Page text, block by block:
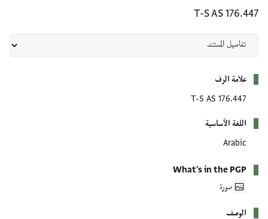
T-S AS 176.447
علامة الرف
T-S AS 176.447
اللغة الأساسية
Arabic
What's in the PGP
صورة
الوصف